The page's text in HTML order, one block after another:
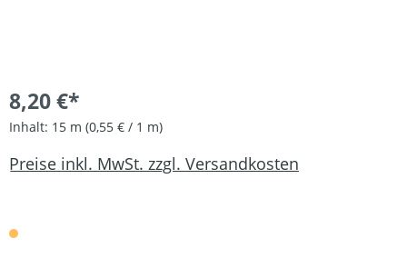
8,20 €*
Inhalt: 15 m (0,55 € / 1 m)
Preise inkl. MwSt. zzgl. Versandkosten